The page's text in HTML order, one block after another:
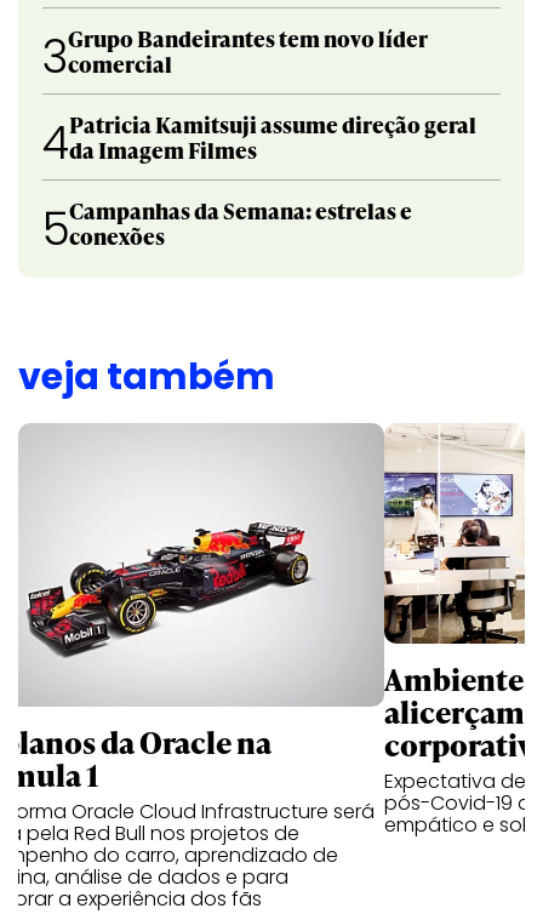
3Grupo Bandeirantes tem novo líder
comercial
4Patricia Kamitsuji assume direção geral
da Imagem Filmes
5Campanhas da Semana: estrelas e
conexões
veja também
da Oracle na
1
Oracle Cloud Infrastructure será
pela Red Bull nos projetos de
do carro, aprendizado de
análise de dados e para
a experiência dos fãs
Ambientes
alicerçam
Expectativa de
pós-Covid-19
empático e